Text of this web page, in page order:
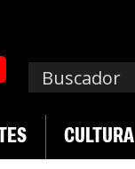
CULTURA